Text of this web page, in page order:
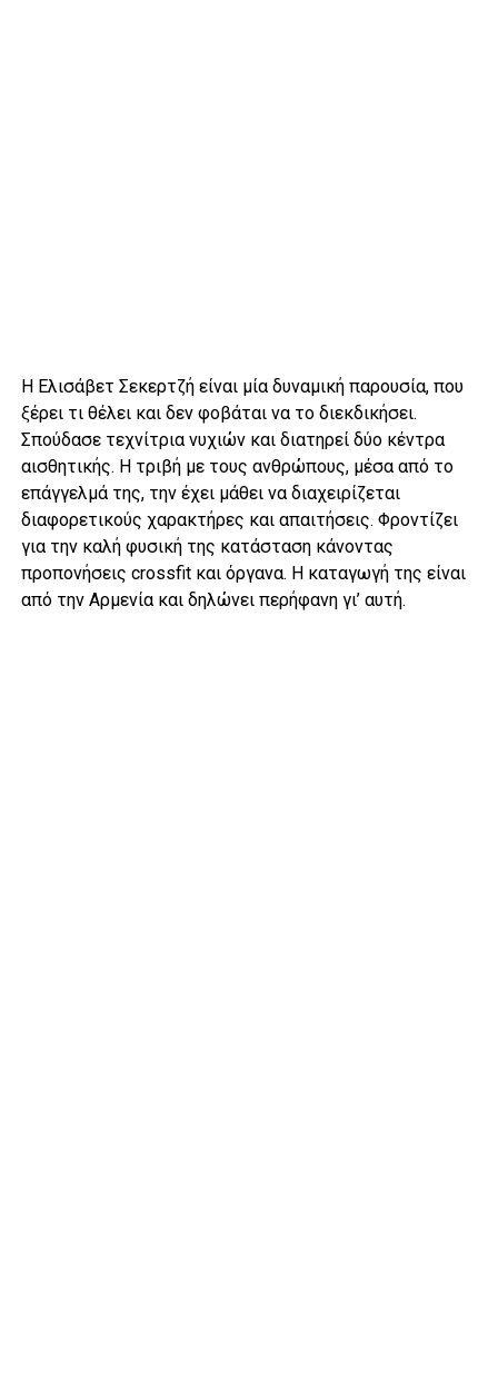
Η Ελισάβετ Σεκερτζή είναι μία δυναμική παρουσία, που
ξέρει τι θέλει και δεν φοβάται να το διεκδικήσει.
Σπούδασε τεχνίτρια νυχιών και διατηρεί δύο κέντρα
αισθητικής. Η τριβή με τους ανθρώπους, μέσα από το
επάγγελμά της, την έχει μάθει να διαχειρίζεται
διαφορετικούς χαρακτήρες και απαιτήσεις. Φροντίζει
για την καλή φυσική της κατάσταση κάνοντας
προπονήσεις crossfit και όργανα. Η καταγωγή της είναι
από την Αρμενία και δηλώνει περήφανη γι’ αυτή.